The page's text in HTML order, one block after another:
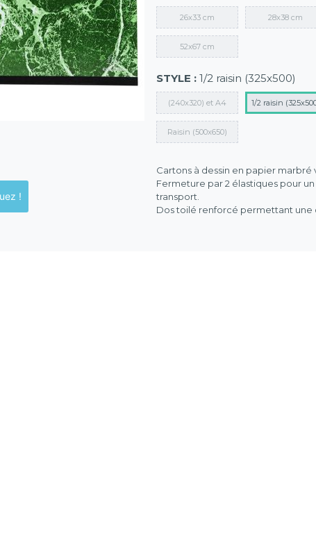
magasins, cliquez !
26x33 cm 28x38 cm
52x67 cm
STYLE : 1/2 raisin (325x500)
(240x320) et A4 1/2 raisin
Raisin (500x650)
Cartons à dessin en papier
Fermeture par 2 élastiques pour
transport.
Dos toilé renforcé permettant une